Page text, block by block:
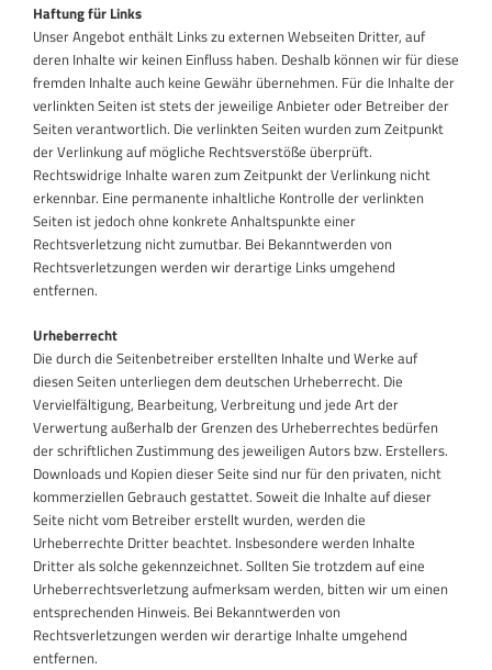
Haftung für Links
Unser Angebot enthält Links zu externen Webseiten Dritter, auf
deren Inhalte wir keinen Einfluss haben. Deshalb können wir für diese
fremden Inhalte auch keine Gewähr übernehmen. Für die Inhalte der
verlinkten Seiten ist stets der jeweilige Anbieter oder Betreiber der
Seiten verantwortlich. Die verlinkten Seiten wurden zum Zeitpunkt
der Verlinkung auf mögliche Rechtsverstöße überprüft.
Rechtswidrige Inhalte waren zum Zeitpunkt der Verlinkung nicht
erkennbar. Eine permanente inhaltliche Kontrolle der verlinkten
Seiten ist jedoch ohne konkrete Anhaltspunkte einer
Rechtsverletzung nicht zumutbar. Bei Bekanntwerden von
Rechtsverletzungen werden wir derartige Links umgehend
entfernen.
Urheberrecht
Die durch die Seitenbetreiber erstellten Inhalte und Werke auf
diesen Seiten unterliegen dem deutschen Urheberrecht. Die
Vervielfältigung, Bearbeitung, Verbreitung und jede Art der
Verwertung außerhalb der Grenzen des Urheberrechtes bedürfen
der schriftlichen Zustimmung des jeweiligen Autors bzw. Erstellers.
Downloads und Kopien dieser Seite sind nur für den privaten, nicht
kommerziellen Gebrauch gestattet. Soweit die Inhalte auf dieser
Seite nicht vom Betreiber erstellt wurden, werden die
Urheberrechte Dritter beachtet. Insbesondere werden Inhalte
Dritter als solche gekennzeichnet. Sollten Sie trotzdem auf eine
Urheberrechtsverletzung aufmerksam werden, bitten wir um einen
entsprechenden Hinweis. Bei Bekanntwerden von
Rechtsverletzungen werden wir derartige Inhalte umgehend
entfernen.